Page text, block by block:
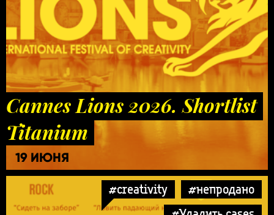
Cannes Lions 2026. Shortlist
Titanium
19 ИЮНЯ
#creativity
#непродано